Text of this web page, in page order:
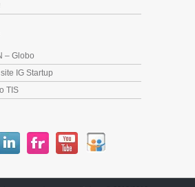
– Globo
IG Startup
TIS